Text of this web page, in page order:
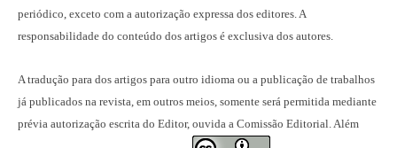
periódico, exceto com a autorização expressa dos editores. A
responsabilidade do conteúdo dos artigos é exclusiva dos autores.
A tradução para dos artigos para outro idioma ou a publicação de trabalhos
já publicados na revista, em outros meios, somente será permitida mediante
prévia autorização escrita do Editor, ouvida a Comissão Editorial. Além